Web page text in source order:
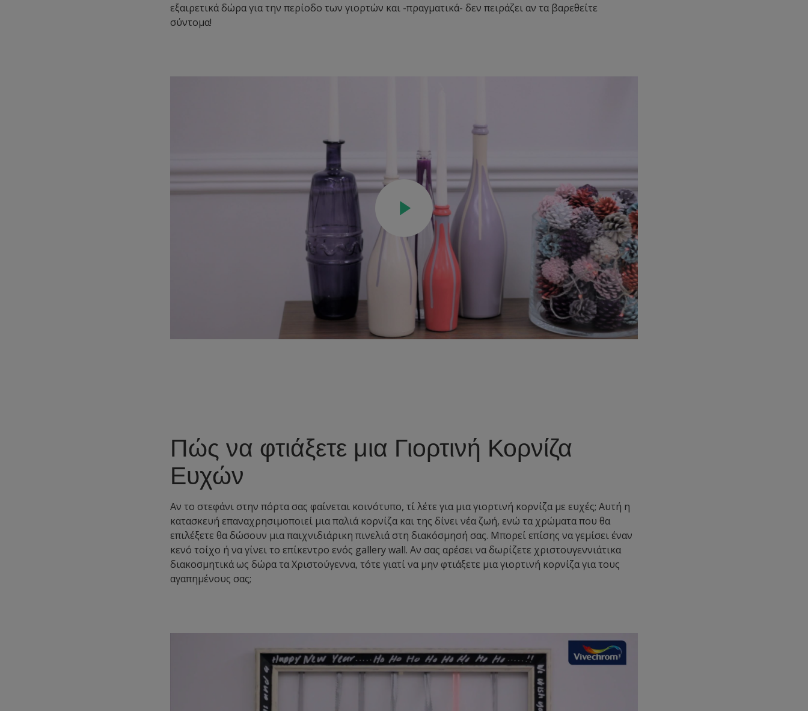
εξαιρετικά δώρα για την περίοδο των γιορτών και -πραγματικά- δεν πειράζει αν τα βαρεθείτε
σύντομα!
Πώς να φτιάξετε μια Γιορτινή Κορνίζα
Ευχών
Αν το στεφάνι στην πόρτα σας φαίνεται κοινότυπο, τί λέτε για μια γιορτινή κορνίζα με ευχές; Αυτή η
κατασκευή επαναχρησιμοποιεί μια παλιά κορνίζα και της δίνει νέα ζωή, ενώ τα χρώματα που θα
επιλέξετε θα δώσουν μια παιχνιδιάρικη πινελιά στη διακόσμησή σας. Μπορεί επίσης να γεμίσει έναν
κενό τοίχο ή να γίνει το επίκεντρο ενός gallery wall. Αν σας αρέσει να δωρίζετε χριστουγεννιάτικα
διακοσμητικά ως δώρα τα Χριστούγεννα, τότε γιατί να μην φτιάξετε μια γιορτινή κορνίζα για τους
αγαπημένους σας;